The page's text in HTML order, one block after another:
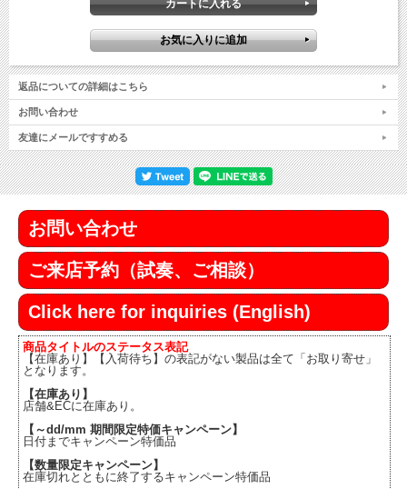
返品についての詳細はこちら
お問い合わせ
友達にメールですすめる
お問い合わせ
ご来店予約（試奏、ご相談）
Click here for inquiries (English)
商品タイトルのステータス表記
【在庫あり】【入荷待ち】の表記がない製品は全て「お取り寄せ」
となります。
【在庫あり】
店舗&ECに在庫あり。
【～dd/mm 期間限定特価キャンペーン】
日付までキャンペーン特価品
【数量限定キャンペーン】
在庫切れとともに終了するキャンペーン特価品